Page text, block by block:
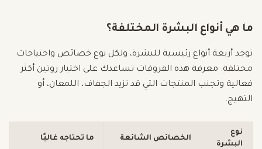
ما هي أنواع البشرة المختلفة؟
توجد أربعة أنواع رئيسية للبشرة، ولكل نوع خصائص واحتياجات
مختلفة. معرفة هذه الفروقات تساعدك على اختيار روتين أكثر
فعالية وتجنب المنتجات التي قد تزيد الجفاف، اللمعان، أو
التهيج.
نوع
البشرة
الخصائص الشائعة ما تحتاجه غالبًا